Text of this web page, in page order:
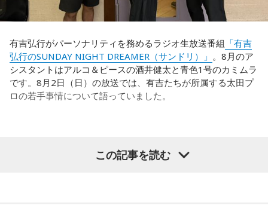
有吉弘行がパーソナリティを務めるラジオ生放送番組 「有吉
弘行のSUNDAY NIGHT DREAMER（サンドリ）」 。8月のア
シスタントはアルコ＆ピースの酒井健太と青色1号のカミムラ
です。8月2日（日）の放送では、有吉たちが所属する太田プ
ロの若手事情について語っていました。
この記事を読む